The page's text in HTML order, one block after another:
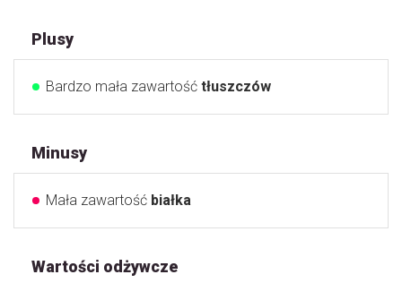
Plusy
Bardzo mała zawartość tłuszczów
Minusy
Mała zawartość białka
Wartości odżywcze